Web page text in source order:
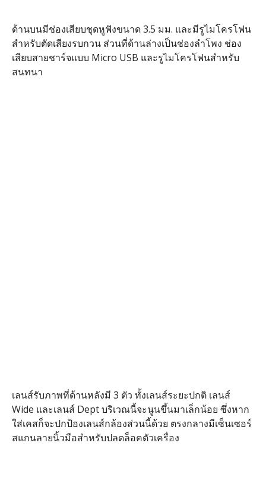
ด้านบนมีช่องเสียบชุดหูฟังขนาด 3.5 มม. และมีรูไมโครโฟน
สำหรับตัดเสียงรบกวน ส่วนที่ด้านล่างเป็นช่องลำโพง ช่อง
เสียบสายชาร์จแบบ Micro USB และรูไมโครโฟนสำหรับ
สนทนา
เลนส์รับภาพที่ด้านหลังมี 3 ตัว ทั้งเลนส์ระยะปกติ เลนส์
Wide และเลนส์ Dept บริเวณนี้จะนูนขึ้นมาเล็กน้อย ซึ่งหาก
ใส่เคสก็จะปกป้องเลนส์กล้องส่วนนี้ด้วย ตรงกลางมีเซ็นเซอร์
สแกนลายนิ้วมือสำหรับปลดล็อคตัวเครื่อง